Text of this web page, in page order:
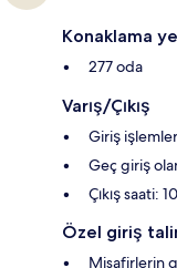
Konaklama
277 oda
Varış/Çıkış
Giriş
Geç giriş
Çıkış saati: 10
Özel giriş
Misafirlerin